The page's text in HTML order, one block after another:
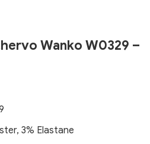
Wanko W0329 –
3% Elastane